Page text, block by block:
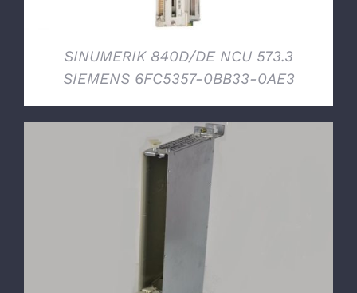
SINUMERIK 840D/DE NCU 573.3
SIEMENS 6FC5357-0BB33-0AE3
DETTAGLI